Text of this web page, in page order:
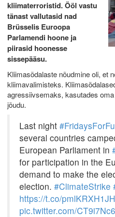
kliimaterroristid. Ööl vastu
tänast vallutasid nad
Brüsselis Euroopa
Parlamendi hoone ja
piirasid hoonesse
sissepääsu.
Kliimasõdalaste nõudmine oli, et
kliimavalimisteks.
agressiivsemaks, kasutades
jõudu.
Last night
several countries
European Parliament in
for participation in the
demand to make the
election. #ClimateStrike
https://t.co/pmlKRXH1JH
pic.twitter.com/